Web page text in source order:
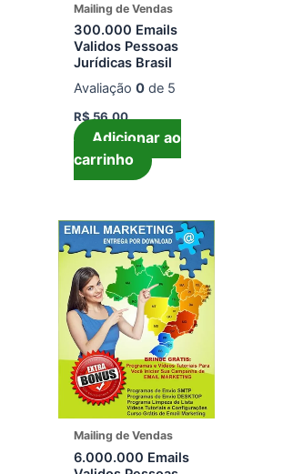
Mailing de Vendas
300.000 Emails
Validos Pessoas
Jurídicas Brasil
Avaliação0 de 5
R$56,00
Adicionar ao
carrinho
Mailing de Vendas
6.000.000 Emails